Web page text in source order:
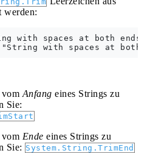
werden:
with spaces at both
Anfang eines Strings zu
Sie:
Ende eines Strings zu
Sie: System.String.TrimEnd